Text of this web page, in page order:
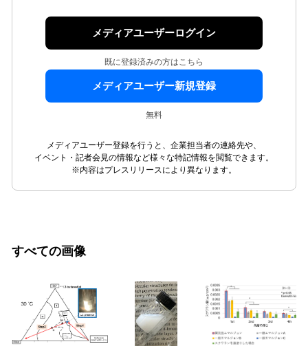
メディアユーザーログイン
既に登録済みの方はこちら
メディアユーザー新規登録
無料
メディアユーザー登録を行うと、企業担当者の連絡先や、
イベント・記者会見の情報など様々な特記情報を閲覧できます。
※内容はプレスリリースにより異なります。
すべての画像